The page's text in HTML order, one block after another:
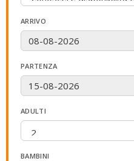
ARRIVO
PARTENZA
ADULTI
BAMBINI